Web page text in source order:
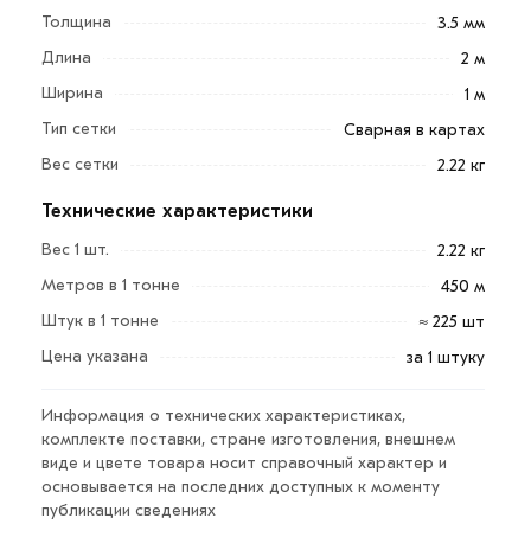
Для строительства удобна именно проволока в
картах. Сфера применения сварной сетки в картах
холоднотянутая металлическая проволока
оцинкованная или низкоуглеродистая с низким
содержанием углерода.
Стальные элементы накладываются друг на друга
перпендикулярно, закрепляются точечной сваркой,
обеспечивающей прочность соединения. Сетка
применяется на промышленных объектах и для
В сельскохозяйственной области материал
применяют для изготовления парников, вольеров для
животных и загонов. Сварная сетка в картах
Толщина
3.5 мм
Длина
2 м
Ширина
1 м
Тип сетки
Сварная в картах
Вес сетки
2.22 кг
Технические характеристики
Вес 1 шт.
2.22 кг
Метров в 1 тонне
450 м
Штук в 1 тонне
≈ 225 шт
Цена указана
за 1 штуку
Информация о технических характеристиках,
комплекте поставки, стране изготовления, внешнем
виде и цвете товара носит справочный характер и
основывается на последних доступных к моменту
публикации сведениях